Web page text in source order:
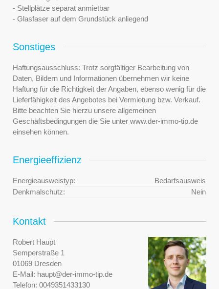
- Stellplätze separat anmietbar
- Glasfaser auf dem Grundstück anliegend
Sonstiges
Haftungsausschluss: Trotz sorgfältiger Bearbeitung von
Daten, Bildern und Informationen übernehmen wir keine
Haftung für die Richtigkeit der Angaben, ebenso wenig für die
Lieferfähigkeit des Angebotes bei Vermietung bzw. Verkauf.
Bitte beachten Sie hierzu unsere allgemeinen
Geschäftsbedingungen die Sie unter www.der-immo-tip.de
einsehen können.
Energieeffizienz
Energieausweistyp:
Bedarfsausweis
Denkmalschutz:
Nein
Kontakt
Robert Haupt
Semperstraße 1
01069 Dresden
E-Mail: haupt@der-immo-tip.de
Telefon: 0049351433130